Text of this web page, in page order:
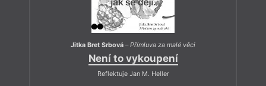
Jitka Bret Srbová –Přímluva za malé věci
Není to vykoupení
Reflektuje Jan M. Heller